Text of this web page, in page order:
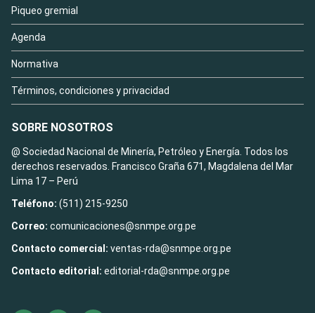
Piqueo gremial
Agenda
Normativa
Términos, condiciones y privacidad
SOBRE NOSOTROS
@ Sociedad Nacional de Minería, Petróleo y Energía. Todos los
derechos reservados. Francisco Graña 671, Magdalena del Mar
Lima 17 – Perú
Teléfono: (511) 215-9250
Correo: comunicaciones@snmpe.org.pe
Contacto comercial: ventas-rda@snmpe.org.pe
Contacto editorial: editorial-rda@snmpe.org.pe